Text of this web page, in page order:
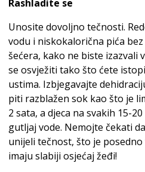
Rashladite se
Unosite dovoljno tečnosti.
vodu i niskokalorična pića
šećera, kako ne biste izazvali
se osvježiti tako što ćete
ustima. Izbjegavajte
piti razblažen sok kao što je
2 sata, a djeca na svakih 15-
gutljaj vode. Nemojte čekati
unijeli tečnost, što je
imaju slabiji osjećaj žeđi!